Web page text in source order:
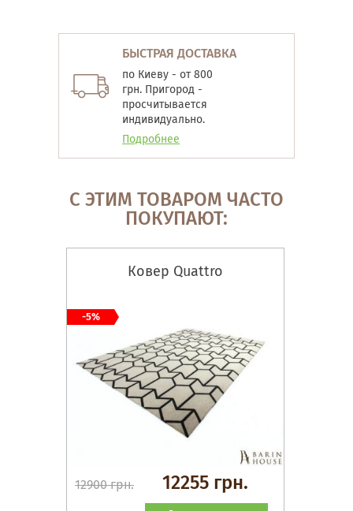
БЫСТРАЯ ДОСТАВКА
по Киеву - от 800
грн. Пригород -
просчитывается
индивидуально.
Подробнее
С ЭТИМ ТОВАРОМ ЧАСТО
ПОКУПАЮТ:
Ковер Quattro
12900 грн. 12255 грн.
-5%